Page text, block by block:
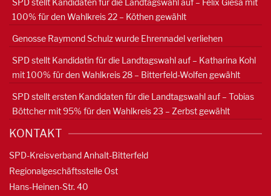
100% für den Wahlkreis 22 – Köthen gewählt
Genosse Raymond Schulz wurde Ehrennadel verliehen
SPD stellt Kandidatin für die Landtagswahl auf – Katharina Kohl
mit 100% für den Wahlkreis 28 – Bitterfeld-Wolfen gewählt
SPD stellt ersten Kandidaten für die Landtagswahl auf – Tobias
Böttcher mit 95% für den Wahlkreis 23 – Zerbst gewählt
KONTAKT
SPD-Kreisverband Anhalt-Bitterfeld
Regionalgeschäftsstelle Ost
Hans-Heinen-Str. 40